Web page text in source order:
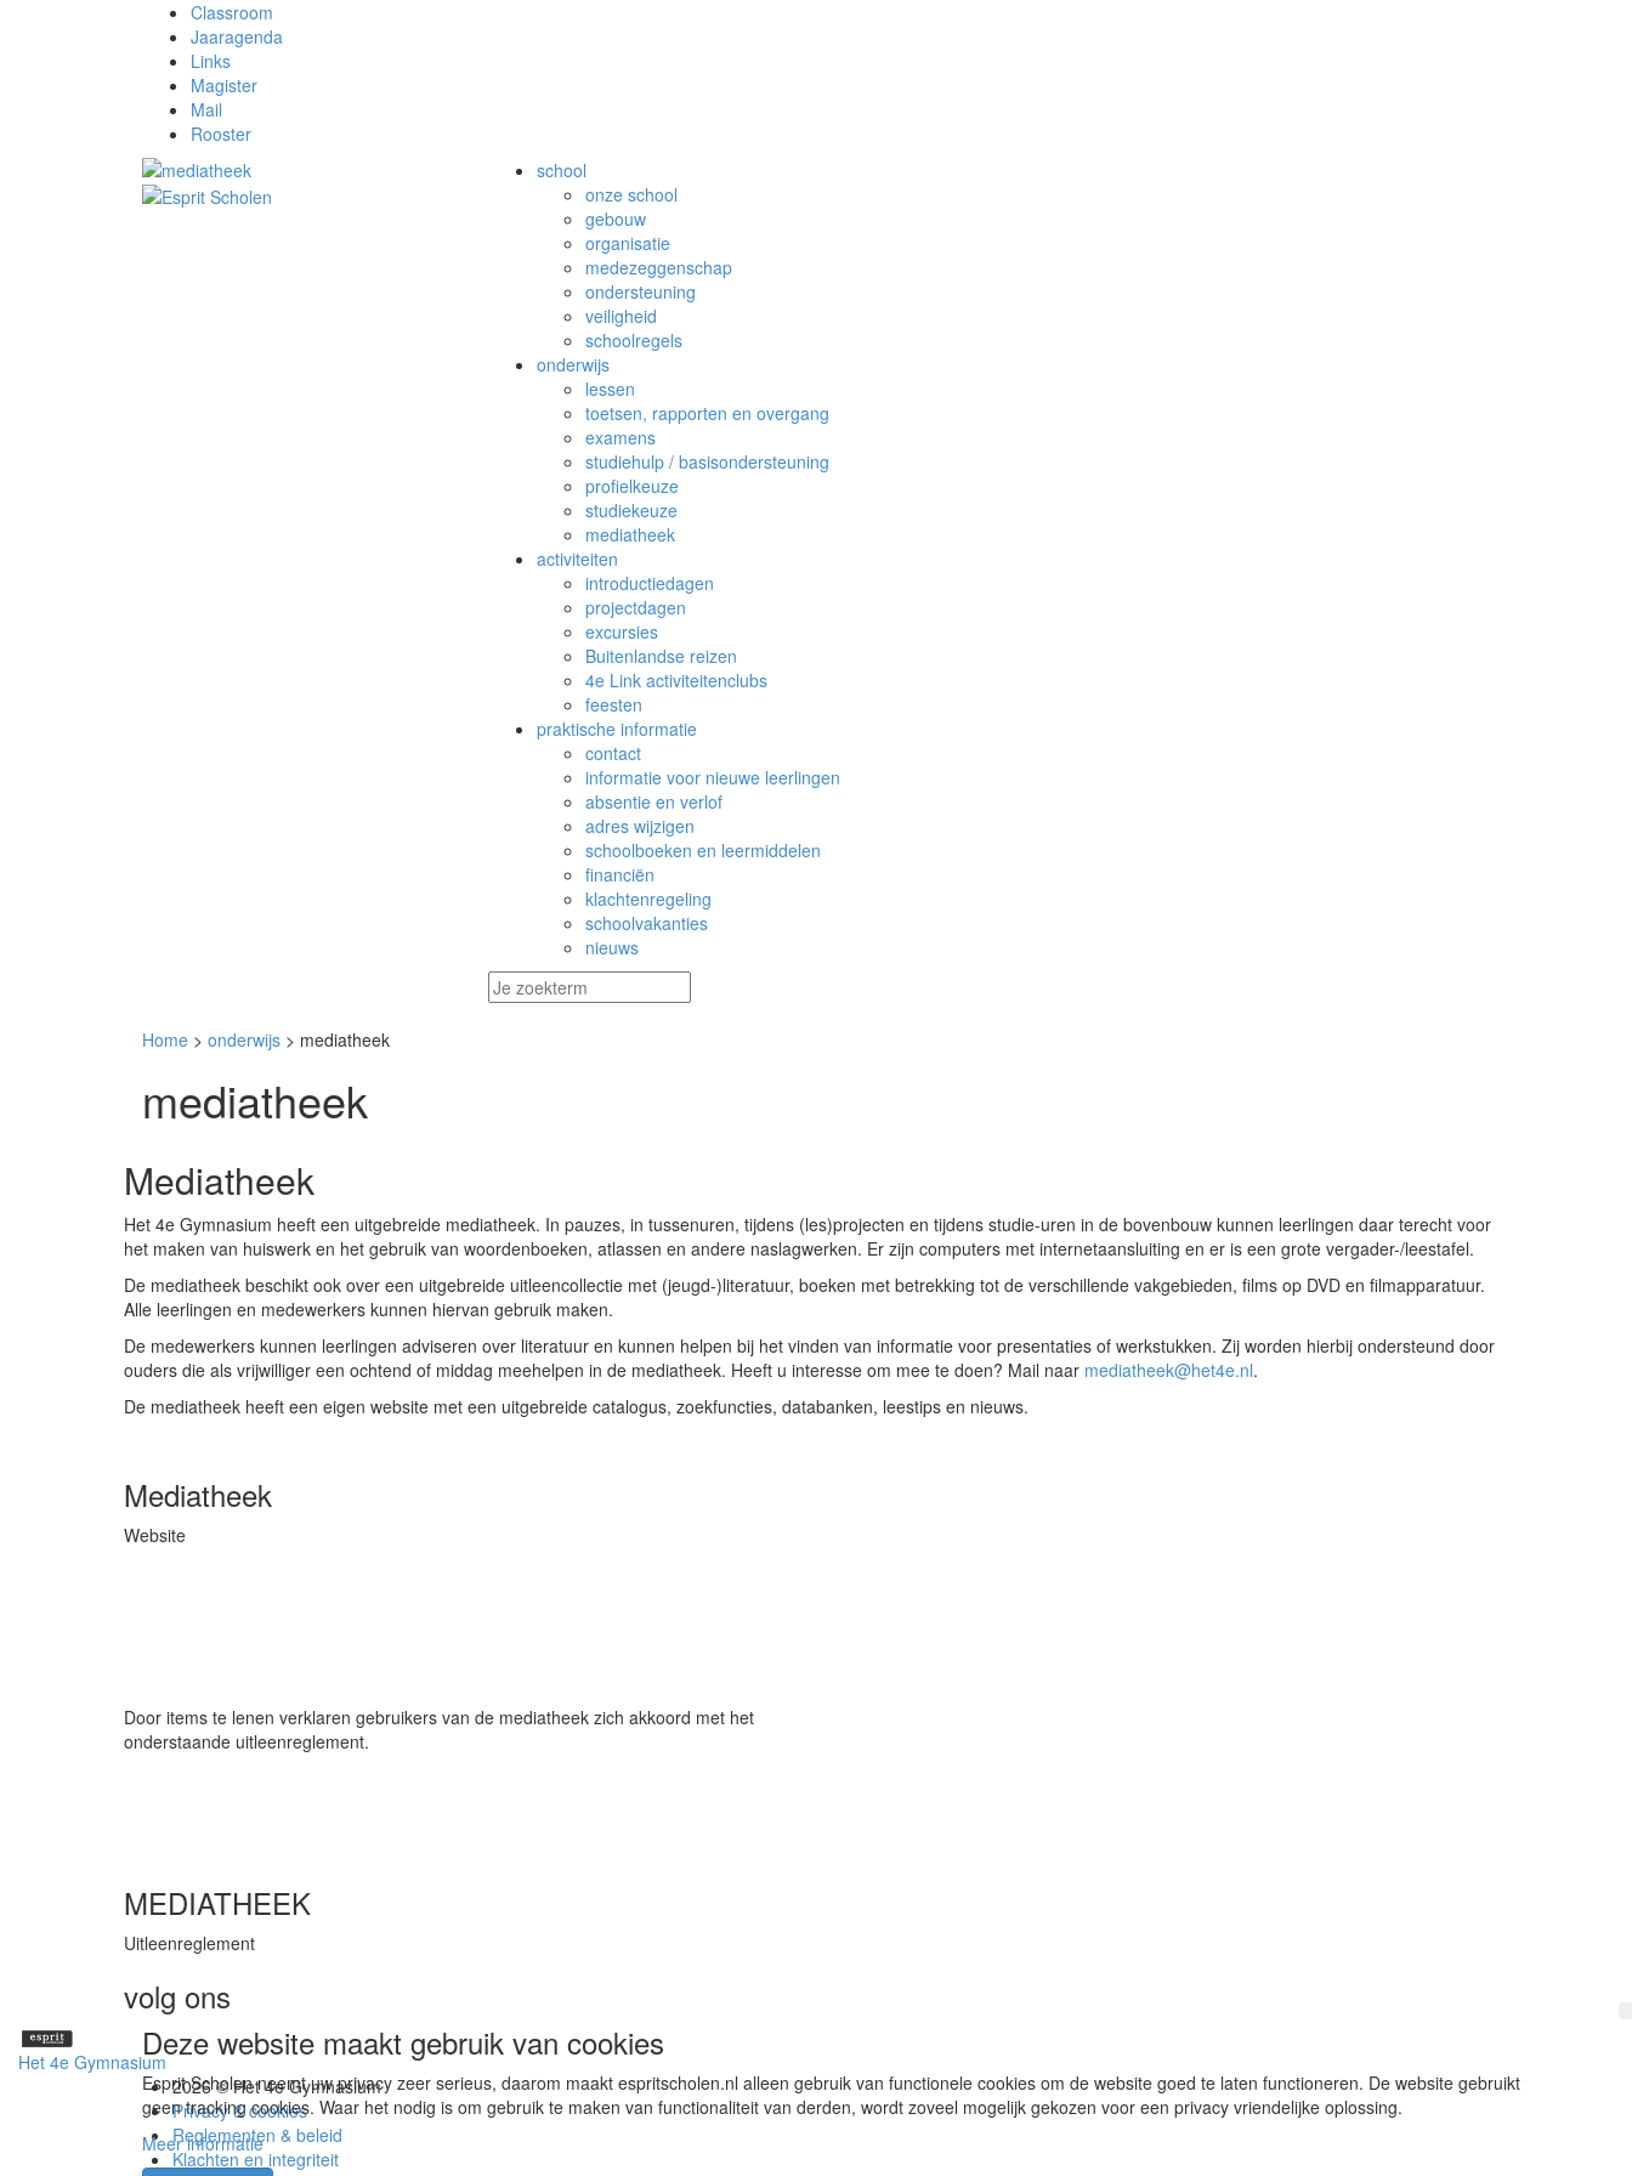
Classroom
Jaaragenda
Links
Magister
Mail
Rooster
school
onze school
gebouw
organisatie
medezeggenschap
ondersteuning
veiligheid
schoolregels
onderwijs
lessen
toetsen, rapporten en overgang
examens
studiehulp / basisondersteuning
profielkeuze
studiekeuze
mediatheek
activiteiten
introductiedagen
projectdagen
excursies
Buitenlandse reizen
4e Link activiteitenclubs
feesten
praktische informatie
contact
informatie voor nieuwe leerlingen
absentie en verlof
adres wijzigen
schoolboeken en leermiddelen
financiën
klachtenregeling
schoolvakanties
nieuws
Home > onderwijs > mediatheek
mediatheek
Mediatheek
Het 4e Gymnasium heeft een uitgebreide mediatheek. In pauzes, in tussenuren, tijdens (les)projecten en tijdens studie-uren in de bovenbouw kunnen leerlingen daar terecht voor
het maken van huiswerk en het gebruik van woordenboeken, atlassen en andere naslagwerken. Er zijn computers met internetaansluiting en er is een grote vergader-/leestafel.
De mediatheek beschikt ook over een uitgebreide uitleencollectie met (jeugd-)literatuur, boeken met betrekking tot de verschillende vakgebieden, films op DVD en filmapparatuur.
Alle leerlingen en medewerkers kunnen hiervan gebruik maken.
De medewerkers kunnen leerlingen adviseren over literatuur en kunnen helpen bij het vinden van informatie voor presentaties of werkstukken. Zij worden hierbij ondersteund door
ouders die als vrijwilliger een ochtend of middag meehelpen in de mediatheek. Heeft u interesse om mee te doen? Mail naar mediatheek@het4e.nl.
De mediatheek heeft een eigen website met een uitgebreide catalogus, zoekfuncties, databanken, leestips en nieuws.
Mediatheek
Website
Door items te lenen verklaren gebruikers van de mediatheek zich akkoord met het
onderstaande uitleenreglement.
MEDIATHEEK
Uitleenreglement
volg ons
Het 4e Gymnasium
2026 © Het 4e Gymnasium
Privacy & cookies
Reglementen & beleid
Klachten en integriteit
Deze website maakt gebruik van cookies
Esprit Scholen neemt uw privacy zeer serieus, daarom maakt espritscholen.nl alleen gebruik van functionele cookies om de website goed te laten functioneren. De website gebruikt
geen tracking cookies. Waar het nodig is om gebruik te maken van functionaliteit van derden, wordt zoveel mogelijk gekozen voor een privacy vriendelijke oplossing.
Meer informatie